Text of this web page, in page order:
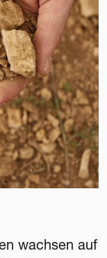
wachsen auf